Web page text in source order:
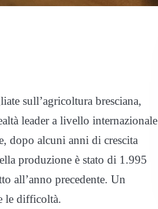
sull’agricoltura bresciana,
leader a livello internazionale
dopo alcuni anni di crescita
produzione è stato di 1.995
all’anno precedente. Un
le difficoltà.